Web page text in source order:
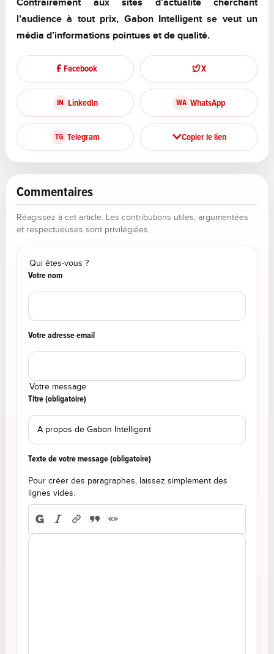
Contrairement aux sites d’actualité cherchant
l’audience à tout prix, Gabon Intelligent se veut un
média d’informations pointues et de qualité.
Facebook X
IN LinkedIn WA WhatsApp
TG Telegram Copier le lien
Commentaires
Réagissez à cet article. Les contributions utiles, argumentées
et respectueuses sont privilégiées.
Qui êtes-vous ?
Votre nom
Votre adresse email
Votre message
Titre (obligatoire)
Texte de votre message (obligatoire)
Pour créer des paragraphes, laissez simplement des
lignes vides.